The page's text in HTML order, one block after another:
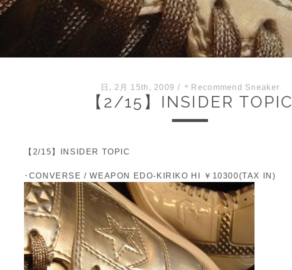
日, 2月 15th, 2009 / ＊Recommend Sneaker
【2/15】INSIDER TOPIC
【2/15】INSIDER TOPIC
･CONVERSE / WEAPON EDO-KIRIKO HI ￥10300(TAX IN)